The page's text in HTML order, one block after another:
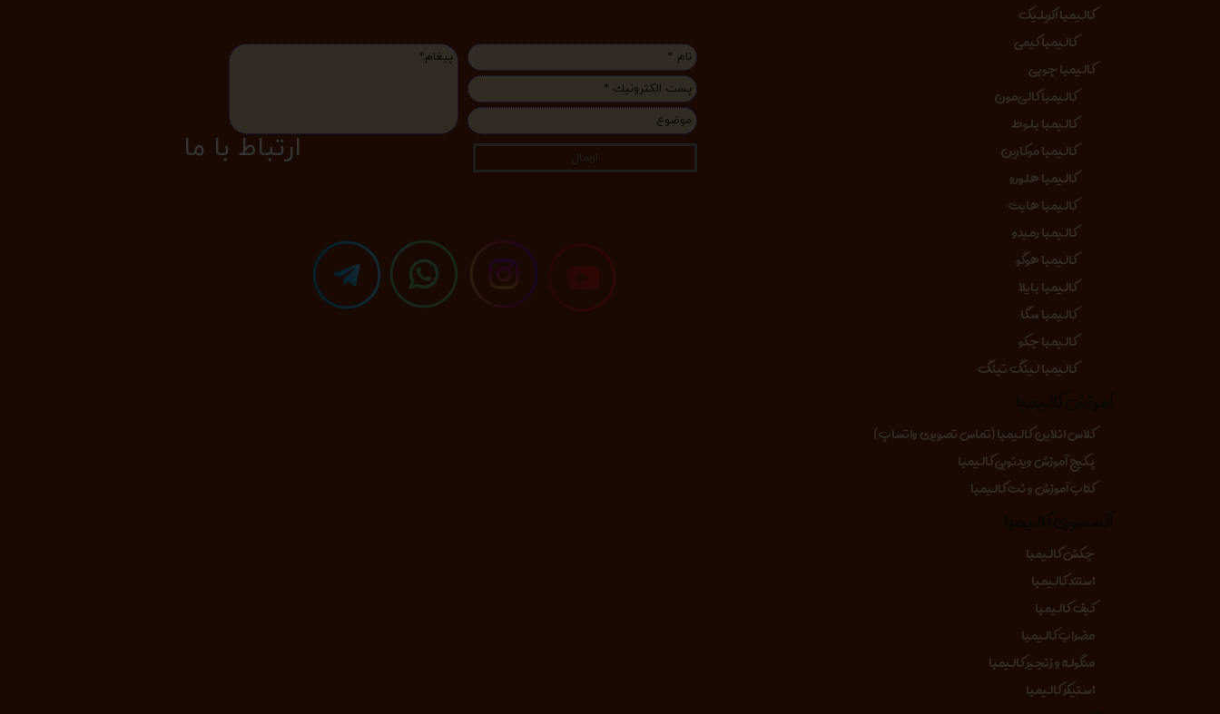
​​​ارتباط با ما ارسال
کالیمبا اکریلیک
کالیمبا کیمی
کالیمبا چوبی
کالیمبا کالی‌مون
کالیمبا بلوط
کالیمبا موکارین
کالیمبا هلورو
کالیمبا هایت
کالیمبا رمیدو
کالیمبا هوگو
کالیمبا بایلا
کالیمبا سگا
کالیمبا جکو
کالیمبا لینگ تینگ
کلاس انلاین کالیمبا (تماس تصویری واتساپ)
پکیج آموزش ویدئویی کالیمبا
کتاب آموزش و نت کالیمبا
چکش کالیمبا
استند کالیمبا
کیف کالیمبا
مضراب کالیمبا
منگوله و زنجیر کالیمبا
استیکر کالیمبا